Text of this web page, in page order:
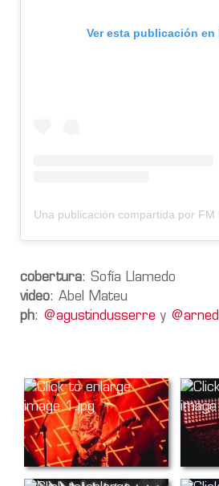
Ver esta publicación en
cobertura: Sofía Llamedo
video: Abel Mateu
ph: @agustindusserre y